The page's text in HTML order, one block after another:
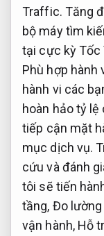
Traffic. Tăng
bộ máy tìm
tại cực kỳ Tốc
Phù hợp hành
hành vi các
hoàn hảo tỷ
tiếp cận mặt
mục dịch vụ.
cứu và đánh
tôi sẽ tiến
tầng, Đo lường
vận hành, Hỗ